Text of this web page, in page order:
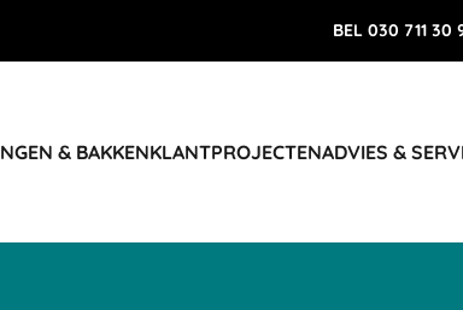
BEL 030 711 30
& BAKKENKLANTPROJECTENADVIES &